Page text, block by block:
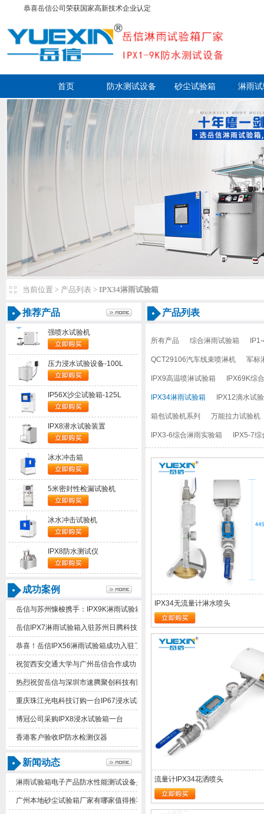
恭喜岳信公司荣获国家高新技术企业认定
首页 防水测试设备 砂尘试验箱 淋雨
走进岳信 联系
当前位置>产品列表> IPX34淋雨试验箱
推荐产品
强喷水试验机
压力浸水试验设备-100L
IP56X沙尘试验箱-125L
IPX8潜水试验装置
冰水冲击箱
5米密封性检漏试验机
冰水冲击试验机
IPX8防水测试仪
成功案例
岳信与苏州慷梭携手：IPX9K淋雨试验箱助力品质提升
岳信IPX7淋雨试验箱入驻苏州日腾科技！
恭喜！岳信IPX56淋雨试验箱成功入驻了苏州德仕耐五金
祝贺西安交通大学与广州岳信合作成功！
热烈祝贺岳信与深圳市速腾聚创科技有限公司合作成功！
重庆珠江光电科技订购一台IP67浸水试验箱
博冠公司采购IPX8浸水试验箱一台
香港客户验收IP防水检测仪器
新闻动态
淋雨试验箱电子产品防水性能测试设备是什么东西？
广州本地砂尘试验箱厂家有哪家值得推荐
产品列表
所有产品 综合淋雨试验箱
QCT29106汽车线束喷淋机 军标
IPX9高温喷淋试验箱 IPX69K综
IPX34淋雨试验箱 IPX12滴水试
箱包试验机系列 万能拉力试验机
IPX3-6综合淋雨实验箱 IPX5-7
IPX34无流量计淋水喷头
流量计IPX34花洒喷头